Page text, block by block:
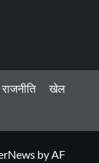
राजनीति
खेल
by AF